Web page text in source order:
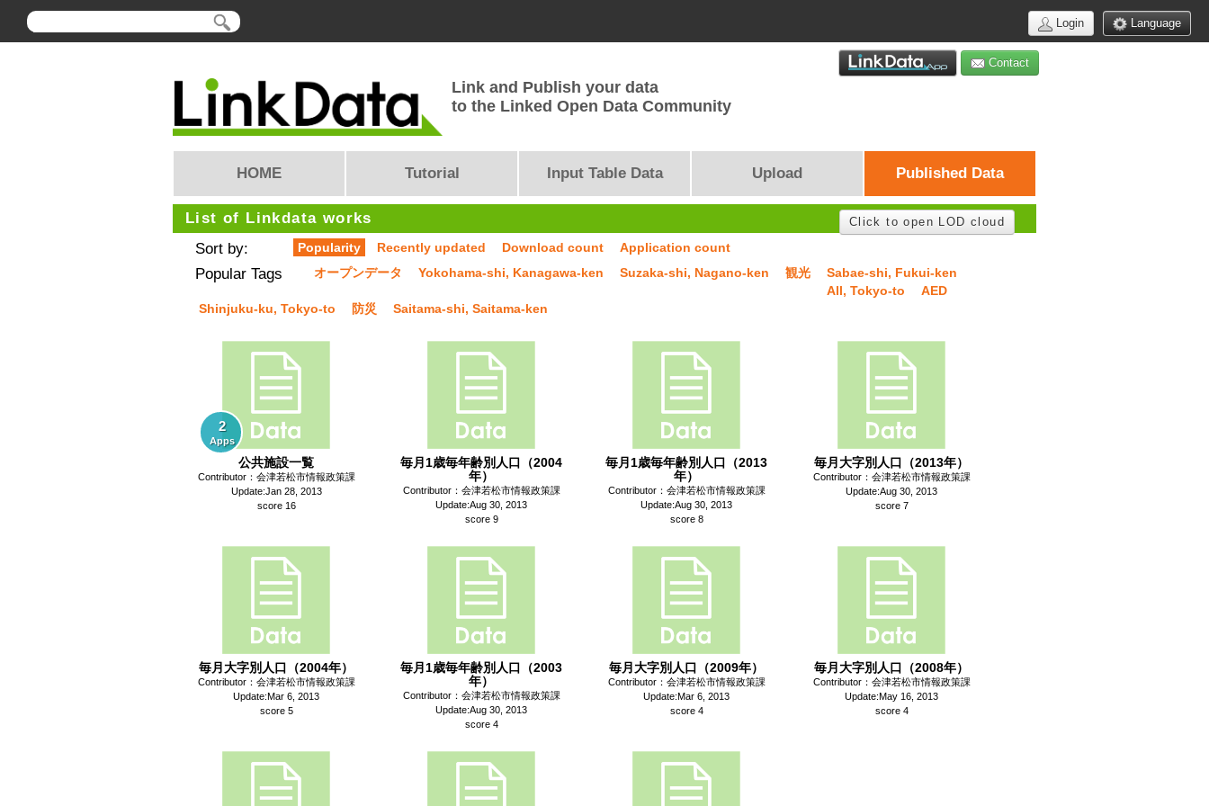
Language
Login
Contact
Link and Publish your data
to the Linked Open Data Community
HOME Tutorial Input Table Data Upload Published Data
List of Linkdata works Click to open LOD cloud
Sort by: Popularity Recently updated Download count Application count
Popular Tags オープンデータ Yokohama-shi, Kanagawa-ken Suzaka-shi, Nagano-ken 観光
Sabae-shi, Fukui-ken
All, Tokyo-to
AED
Shinjuku-ku, Tokyo-to
防災 Saitama-shi, Saitama-ken
2
Apps
公共施設一覧
Contributor：会津若松市情報政策課
Update:Jan 28, 2013
score 16
毎月1歳毎年齢別人口（2004
年）
Contributor：会津若松市情報政策課
Update:Aug 30, 2013
score 9
毎月1歳毎年齢別人口（2013
年）
Contributor：会津若松市情報政策課
Update:Aug 30, 2013
score 8
毎月大字別人口（2013年）
Contributor：会津若松市情報政策課
Update:Aug 30, 2013
score 7
毎月大字別人口（2004年）
Contributor：会津若松市情報政策課
Update:Mar 6, 2013
score 5
毎月1歳毎年齢別人口（2003
年）
Contributor：会津若松市情報政策課
Update:Aug 30, 2013
score 4
毎月大字別人口（2009年）
Contributor：会津若松市情報政策課
Update:Mar 6, 2013
score 4
毎月大字別人口（2008年）
Contributor：会津若松市情報政策課
Update:May 16, 2013
score 4